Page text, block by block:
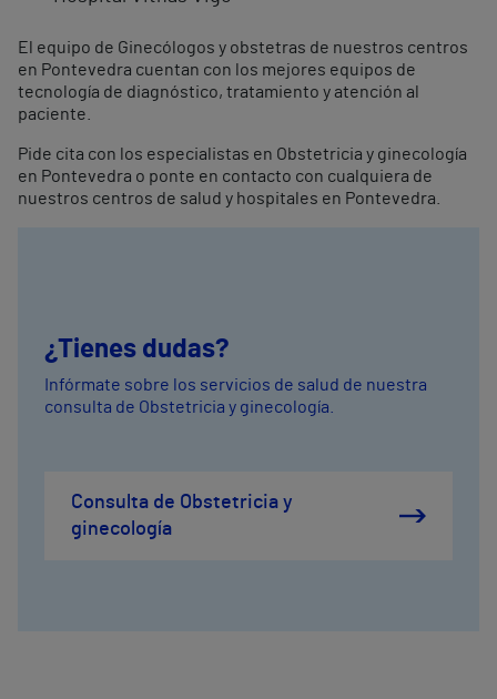
El equipo de Ginecólogos y obstetras de nuestros centros
en Pontevedra cuentan con los mejores equipos de
tecnología de diagnóstico, tratamiento y atención al
paciente.
Pide cita con los especialistas en Obstetricia y ginecología
en Pontevedra o ponte en contacto con cualquiera de
nuestros centros de salud y hospitales en Pontevedra.
¿Tienes dudas?
Infórmate sobre los servicios de salud de nuestra
consulta de Obstetricia y ginecología.
Consulta de Obstetricia y
ginecología